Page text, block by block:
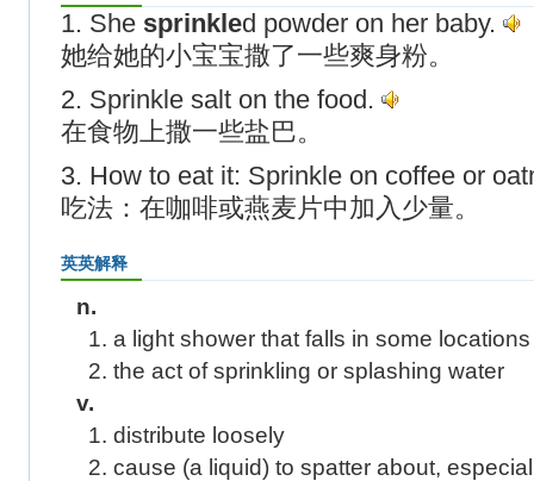
1. She sprinkled powder on her baby.
她给她的小宝宝撒了一些爽身粉。
2. Sprinkle salt on the food.
在食物上撒一些盐巴。
3. How to eat it: Sprinkle on coffee or
吃法：在咖啡或燕麦片中加入少量。
英英解释
n.
1. a light shower that falls in some
2. the act of sprinkling or splashing water
v.
1. distribute loosely
2. cause (a liquid) to spatter about,